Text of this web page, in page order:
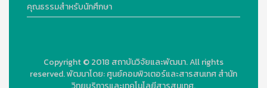
คุณธรรมสำหรับนักศึกษา
Copyright © 2018 สถาบันวิจัยและพัฒนา. All rights
reserved.พัฒนาโดย:ศูนย์คอมพิวเตอร์และสารสนเทศ สำนัก